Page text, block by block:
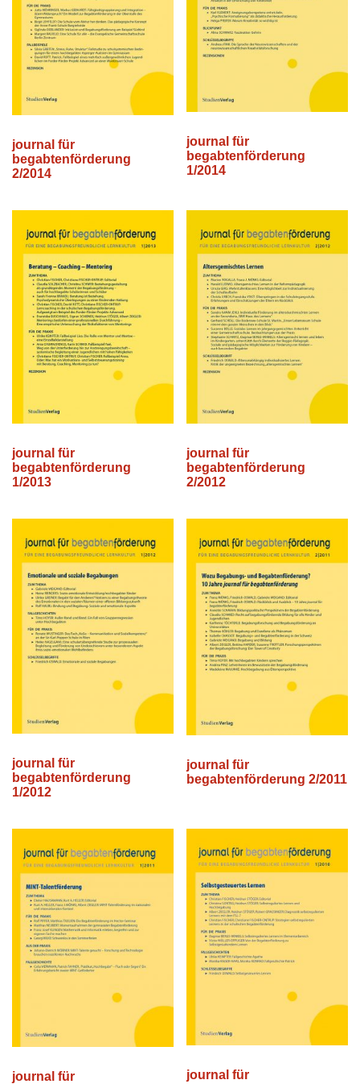
journal für
begabtenförderung
2/2014
journal für
begabtenförderung
1/2014
journal für
begabtenförderung
1/2013
journal für
begabtenförderung
2/2012
journal für
begabtenförderung
1/2012
journal für
begabtenförderung 2/2011
journal für
journal für